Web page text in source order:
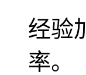
经验
率。